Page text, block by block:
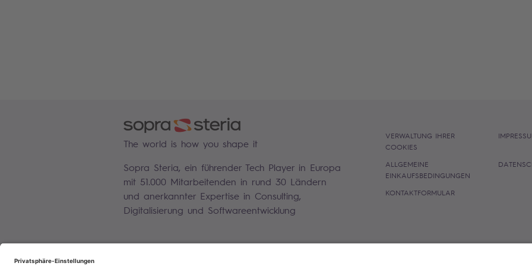
The world is how you shape it
Sopra Steria, ein führender Tech Player in Europa
mit 51.000 Mitarbeitenden in rund 30 Ländern
und anerkannter Expertise in Consulting,
Digitalisierung und Softwareentwicklung
VERWALTUNG IHRER
COOKIES
ALLGEMEINE
EINKAUFSBEDINGUNGEN
KONTAKTFORMULAR